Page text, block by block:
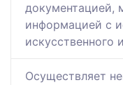
документацией,
информацией с
искусственного
Осуществляет